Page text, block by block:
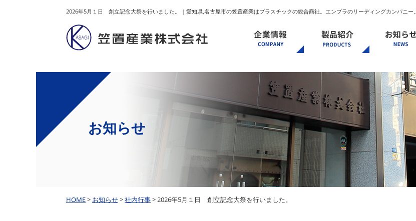
2026年5月１日 創立記念大祭を行いました。 | 愛知県,名古屋市の笠置産業はプラスチックの総合商社。エンプラのリーディングカンパニー。
お知らせ
HOME> お知らせ>社内行事> 2026年5月１日 創立記念大祭を行いました。